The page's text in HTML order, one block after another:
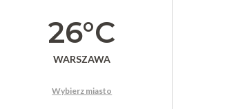
26°C
WARSZAWA
Wybierz miasto